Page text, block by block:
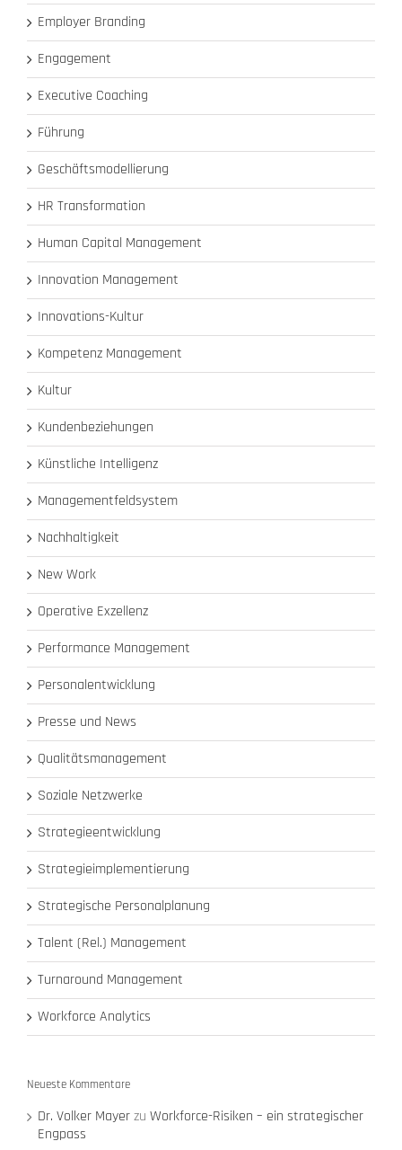
Employer Branding
Engagement
Executive Coaching
Führung
Geschäftsmodellierung
HR Transformation
Human Capital Management
Innovation Management
Innovations-Kultur
Kompetenz Management
Kultur
Kundenbeziehungen
Künstliche Intelligenz
Managementfeldsystem
Nachhaltigkeit
New Work
Operative Exzellenz
Performance Management
Personalentwicklung
Presse und News
Qualitätsmanagement
Soziale Netzwerke
Strategieentwicklung
Strategieimplementierung
Strategische Personalplanung
Talent (Rel.) Management
Turnaround Management
Workforce Analytics
Neueste Kommentare
Dr. Volker Mayerzu Workforce-Risiken – ein strategischer
Engpass